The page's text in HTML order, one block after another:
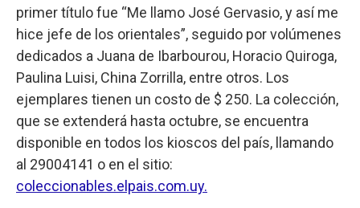
primer título fue “Me llamo José Gervasio, y así me
hice jefe de los orientales”, seguido por volúmenes
dedicados a Juana de Ibarbourou, Horacio Quiroga,
Paulina Luisi, China Zorrilla, entre otros. Los
ejemplares tienen un costo de $ 250. La colección,
que se extenderá hasta octubre, se encuentra
disponible en todos los kioscos del país, llamando
al 29004141 o en el sitio:
coleccionables.elpais.com.uy.